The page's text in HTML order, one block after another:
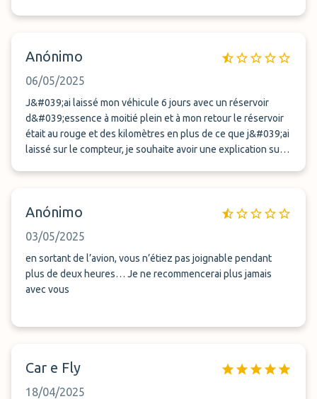
avant d&#039;aller plus loin, je souhaite un remboursement
conducteur arrogant et méprisant qui nous à clairement dit :
ce soir le Barcelone joue et personne ne travaille ...
c&#039;est vraiment se foutre de la gueule du monde !!!!
Merci de prendre ma requête en considération, je ne
lâcherais pas jusqu&#039;à avoir obtenu gain de cause.
Anónimo
06/05/2025
J&#039;ai laissé mon véhicule 6 jours avec un réservoir
d&#039;essence à moitié plein et à mon retour le réservoir
était au rouge et des kilomètres en plus de ce que j&#039;ai
laissé sur le compteur, je souhaite avoir une explication sur
première fois.
Anónimo
03/05/2025
en sortant de l’avion, vous n’étiez pas joignable pendant
plus de deux heures… Je ne recommencerai plus jamais
avec vous
Car e Fly
18/04/2025